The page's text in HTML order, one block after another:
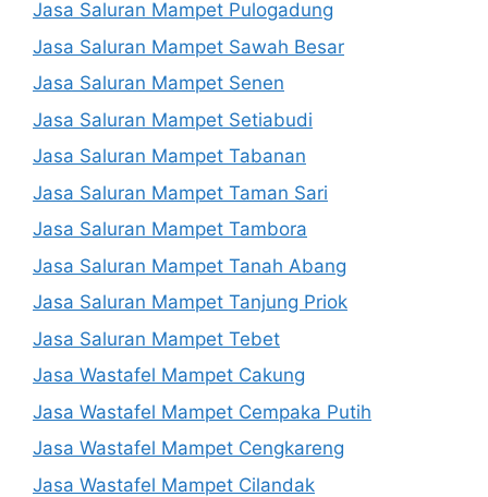
Jasa Saluran Mampet Pulogadung
Jasa Saluran Mampet Sawah Besar
Jasa Saluran Mampet Senen
Jasa Saluran Mampet Setiabudi
Jasa Saluran Mampet Tabanan
Jasa Saluran Mampet Taman Sari
Jasa Saluran Mampet Tambora
Jasa Saluran Mampet Tanah Abang
Jasa Saluran Mampet Tanjung Priok
Jasa Saluran Mampet Tebet
Jasa Wastafel Mampet Cakung
Jasa Wastafel Mampet Cempaka Putih
Jasa Wastafel Mampet Cengkareng
Jasa Wastafel Mampet Cilandak